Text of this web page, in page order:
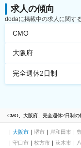
求人の傾向
dodaに掲載中の求人に関す
CMO
大阪府
完全週休2日制
CMO、大阪府、完全週休2日制
大阪市 堺市 岸和田市
守口市
枚方市 茨木市